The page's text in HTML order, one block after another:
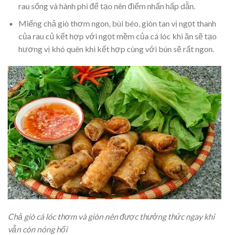
rau sống và hành phi để tạo nên điểm nhấn hấp dẫn.
Miếng chả giò thơm ngon, bùi béo, giòn tan vị ngọt thanh
của rau củ kết hợp với ngọt mềm của cá lóc khi ăn sẽ tạo
hương vị khó quên khi kết hợp cùng với bún sẽ rất ngon.
Chả giò cá lóc thơm và giòn nên được thưởng thức ngay khi
vẫn còn nóng hổi